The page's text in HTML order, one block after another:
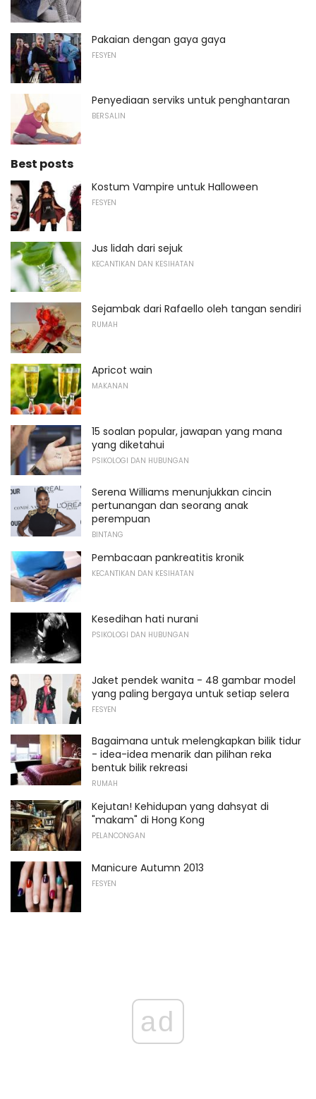
Pakaian dengan gaya gaya
FESYEN
Penyediaan serviks untuk penghantaran
BERSALIN
Best posts
Kostum Vampire untuk Halloween
FESYEN
Jus lidah dari sejuk
KECANTIKAN DAN KESIHATAN
Sejambak dari Rafaello oleh tangan sendiri
RUMAH
Apricot wain
MAKANAN
15 soalan popular, jawapan yang mana
yang diketahui
PSIKOLOGI DAN HUBUNGAN
Serena Williams menunjukkan cincin
pertunangan dan seorang anak
perempuan
BINTANG
Pembacaan pankreatitis kronik
KECANTIKAN DAN KESIHATAN
Kesedihan hati nurani
PSIKOLOGI DAN HUBUNGAN
Jaket pendek wanita - 48 gambar model
yang paling bergaya untuk setiap selera
FESYEN
Bagaimana untuk melengkapkan bilik tidur
- idea-idea menarik dan pilihan reka
bentuk bilik rekreasi
RUMAH
Kejutan! Kehidupan yang dahsyat di
"makam" di Hong Kong
PELANCONGAN
Manicure Autumn 2013
FESYEN
ad